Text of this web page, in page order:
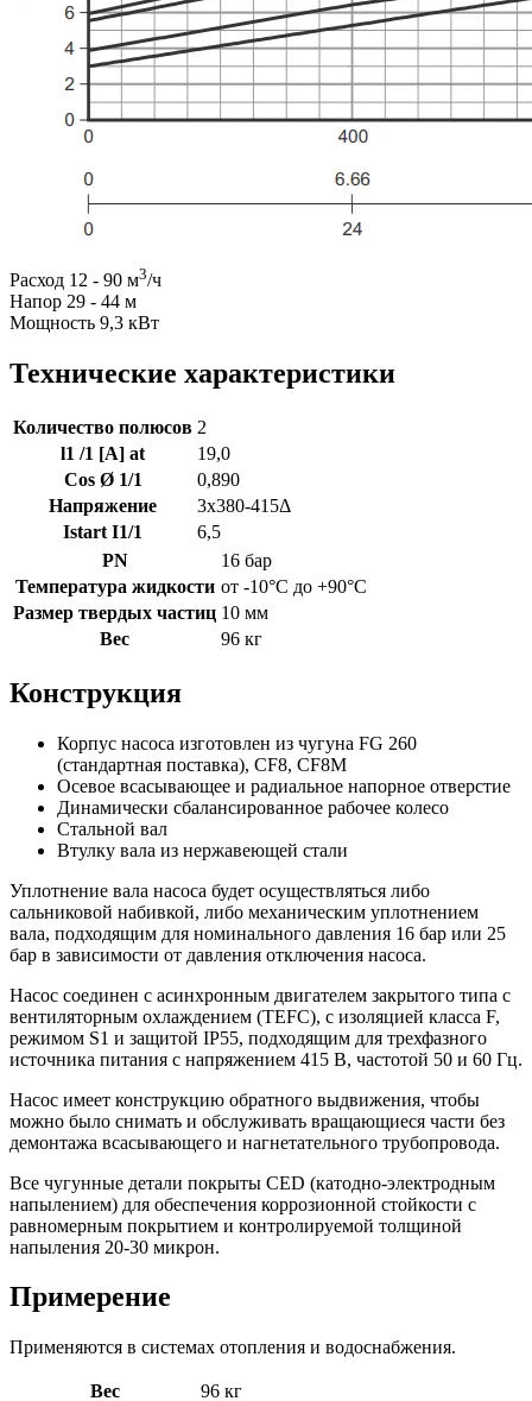
Расход 12 - 90 м3/ч
Напор 29 - 44 м
Мощность 9,3 кВт
Технические характеристики
Количество полюсов 2
l1 /1 [A] at
19,0
Cos Ø 1/1
0,890
Напряжение
3x380-415Δ
Istart I1/1
6,5
PN
16 бар
Температура жидкости от -10°C до +90°C
Размер твердых частиц 10 мм
Вес
96 кг
Конструкция
Корпус насоса изготовлен из чугуна FG 260
(стандартная поставка), CF8, CF8M
Осевое всасывающее и радиальное напорное отверстие
Динамически сбалансированное рабочее колесо
Стальной вал
Втулку вала из нержавеющей стали
Уплотнение вала насоса будет осуществляться либо
сальниковой набивкой, либо механическим уплотнением
вала, подходящим для номинального давления 16 бар или 25
бар в зависимости от давления отключения насоса.
Насос соединен с асинхронным двигателем закрытого типа с
вентиляторным охлаждением (TEFC), с изоляцией класса F,
режимом S1 и защитой IP55, подходящим для трехфазного
источника питания с напряжением 415 В, частотой 50 и 60 Гц.
Насос имеет конструкцию обратного выдвижения, чтобы
можно было снимать и обслуживать вращающиеся части без
демонтажа всасывающего и нагнетательного трубопровода.
Все чугунные детали покрыты CED (катодно-электродным
напылением) для обеспечения коррозионной стойкости с
равномерным покрытием и контролируемой толщиной
напыления 20-30 микрон.
Примерение
Применяются в системах отопления и водоснабжения.
Вес 96 кг